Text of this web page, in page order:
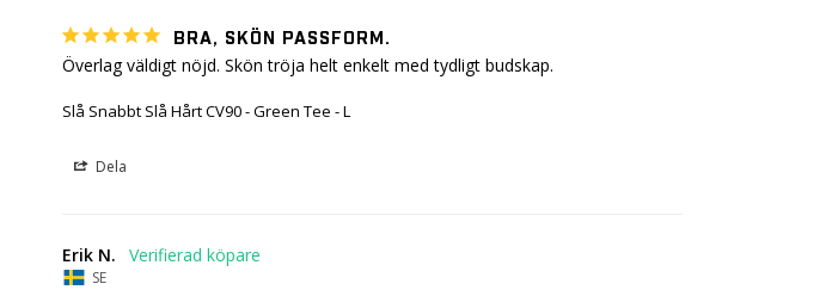
BRA, SKÖN PASSFORM.
Överlag väldigt nöjd. Skön tröja helt enkelt med tydligt budskap.
Slå Snabbt Slå Hårt CV90 - Green Tee - L
Dela
Erik N.
SE